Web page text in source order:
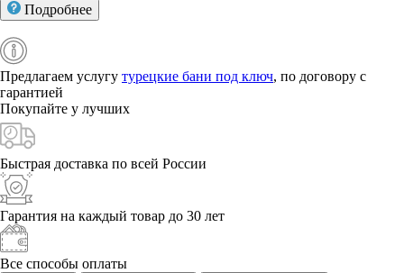
Подробнее
Предлагаем услугу турецкие бани под ключ, по договору с
гарантией
Покупайте у лучших
Быстрая доставка по всей России
Гарантия на каждый товар до 30 лет
Все способы оплаты